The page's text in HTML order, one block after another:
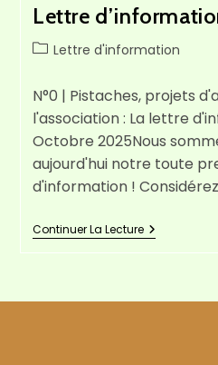
Lettre
PostLettre d'information
N°0 | Pistaches, projets
l'association : La lettre
Octobre 2025Nous
aujourd'hui notre toute
d'information !
Continuer La LectureLettre
(N°0)